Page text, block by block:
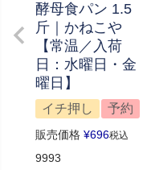
酵母食パン 1.5
斤｜かねこや
【常温／入荷
日：水曜日・金
曜日】
イチ押し 予約
販売価格 ¥696税込
9993